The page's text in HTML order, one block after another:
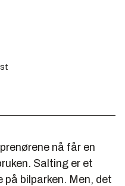
nå får en
Salting er et
bilparken. Men, det